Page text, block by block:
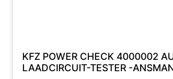
KFZ POWER CHECK 4000002
LAADCIRCUIT-TESTER -